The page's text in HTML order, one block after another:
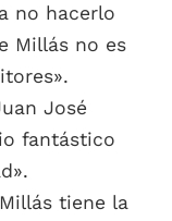
no hacerlo
Millás no es
José
fantástico
tiene la